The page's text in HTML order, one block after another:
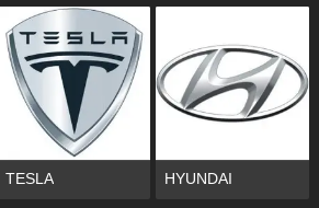
TESLA HYUNDAI